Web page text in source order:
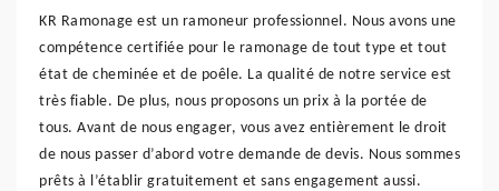
KR Ramonage est un ramoneur professionnel. Nous avons une
compétence certifiée pour le ramonage de tout type et tout
état de cheminée et de poêle. La qualité de notre service est
très fiable. De plus, nous proposons un prix à la portée de
tous. Avant de nous engager, vous avez entièrement le droit
de nous passer d’abord votre demande de devis. Nous sommes
prêts à l’établir gratuitement et sans engagement aussi.